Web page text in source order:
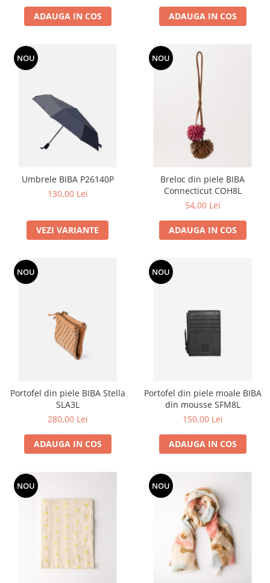
ADAUGA IN COS ADAUGA IN COS
NOU
Umbrele BIBA P26140P
130,00 Lei
VEZI VARIANTE
NOU
Breloc din piele BIBA
Connecticut COH8L
54,00 Lei
ADAUGA IN COS
NOU
Portofel din piele BIBA Stella
SLA3L
280,00 Lei
ADAUGA IN COS
NOU
Portofel din piele moale BIBA
din mousse SFM8L
150,00 Lei
ADAUGA IN COS
NOU NOU